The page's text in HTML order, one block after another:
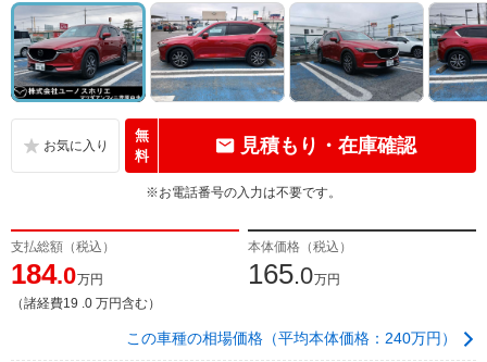
無
料
見積もり・在庫確認
※お電話番号の入力は不要です。
支払総額（税込）
184.0万円
（諸経費19 .0 万円含む）
本体価格（税込）
165.0万円
この車種の相場価格（平均本体価格：240万円）